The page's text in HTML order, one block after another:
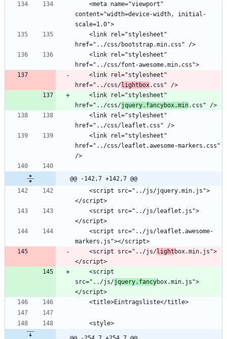
content="width=device-width, initial-
href="../css/lightbox
href="../css/jquery.fancybox.min
href="../css/leaflet.awesome-markers.css"
@@ -142,7 +142,7 @@
    <script src="../js/
light box.min.js">
src="../js/jquery.fancybox.min.js">